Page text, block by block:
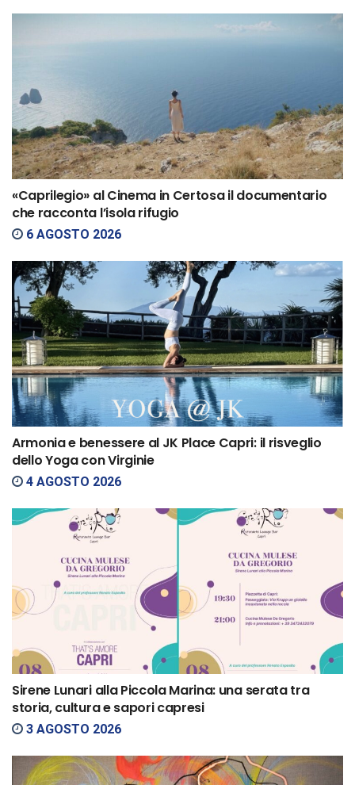
«Caprilegio» al Cinema in Certosa il documentario
che racconta l’isola rifugio
6 AGOSTO 2026
Armonia e benessere al JK Place Capri: il risveglio
dello Yoga con Virginie
4 AGOSTO 2026
Sirene Lunari alla Piccola Marina: una serata tra
storia, cultura e sapori capresi
3 AGOSTO 2026